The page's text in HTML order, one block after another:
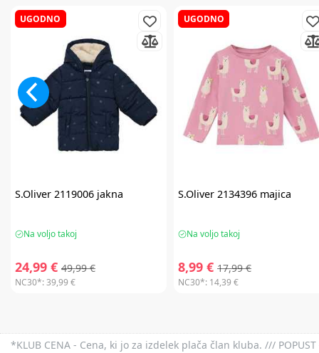
UGODNO
S.Oliver2119006 jakna
Na voljo takoj
24,99 € 49,99 €
NC30*:39,99 €
UGODNO
S.Oliver 2134396 majica
Na voljo takoj
8,99 € 17,99 €
NC30*: 14,39 €
*KLUB CENA - Cena, ki jo za izdelek plača član kluba. ///